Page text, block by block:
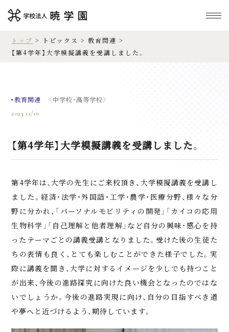
トップ > トピックス > 教育関連 >
【第4学年】大学模擬講義を受講しました。
教育関連 〈中学校・高等学校〉
2023.11/10
【第4学年】大学模擬講義を受講しました。
第4学年は、大学の先生にご来校頂き、大学模擬講義を受講し
ました。経済・法学・外国語・工学・農学・医療分野、様々な分
野に分かれ、「パーソナルモビリティの開発」「カイコの応用
生物科学」「自己理解と他者理解」など自分の興味・感心を持
ったテーマごとの講義受講となりました。受けた後の生徒た
ちの表情も良く、とても楽しむことができた様子でした。実
際に講義を聞き、大学に対するイメージを少しでも持つこと
が出来、今後の進路探究に向けた良い機会となったのではな
いでしょうか。今後の進路実現に向け、自分の目指すべき道
や夢へと近づけるよう、期待しています。